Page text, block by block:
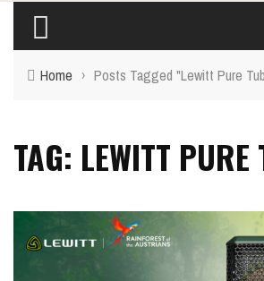
Home › Posts Tagged "Lewitt Pure
TAG: LEWITT PURE